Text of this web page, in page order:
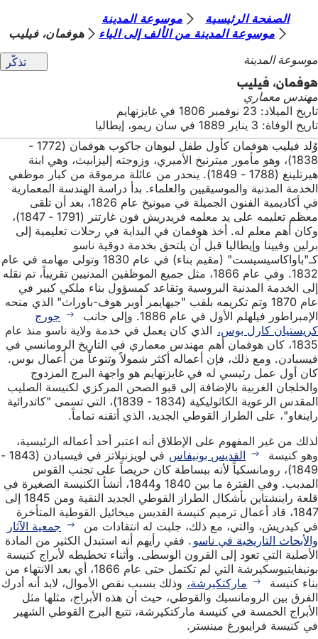
الانتقال إلى المحتوى
ت
ه
ن
ا
الصفحة الرئيسية
موسوعة المدينة
موسوعة المدينة من الألف إلى الياء
هوفمان، فيليب
موسوعة المدينة
تذكّر
هوفمان، فيليب
مهندس معماري
تاريخ الميلاد: 23 نوفمبر 1806 في غايزنهايم
تاريخ الوفاة: 3 يناير 1889 في سان ريمو، إيطاليا
وُلد فيليب هوفمان كأول طفل ليوهان جاكوب هوفمان (1772 -
1838)، وهو مأمور ميترنيخ الأميري، وزوجته إليزابيث، وهي ابنة
هيرتلينغ (1788 - 1849). ينحدر من عائلة مرموقة من كبار موظفي
الخدمة المدنية والموسيقيين والعلماء. بدأ دراسة الهندسة المعمارية
في أكاديمية الفنون الجميلة في ميونيخ عام 1826، بعد أن تلقى
معظم تعليمه على يد معلمه فريدريش فون غارتنر (1791 - 1847)،
وكان أهم معلم له. أخذ هوفمان في البداية في رحلات تعليمية إلى
برلين وفيينا وإيطاليا قبل أن يلتحق بخدمة دوقية ناسو
كـ"باواكاسيسيست" (مقيم بناء) في عام 1830 وتولى مهامه في عام
1832. وفي عام 1866، مثل جميع الموظفين المدنيين تقريباً، تم نقله
إلى الخدمة المدنية البروسية وتقاعد كمسؤول بناء ملكي كبير في
عام 1870 وتم تكريمه بلقب "جيهايمر أوبر هوف-باوراث" الذي منحه
الإمبراطور فيلهلم الأول في عام 1886. وإلى جانب
جورج
كريستيان كارل بوس، الذي كان يعمل في خدمة ولاية ناسو منذ عام
1835، كان هوفمان أهم مهندس معماري في التاريخ الرومانسي في
فيسبادن. ومع ذلك، فإن أعماله أكثر شمولاً وتنوعاً من أعمال بوس.
كان أول عمل رئيسي له في غايزنهايم هو واجهة البرج المزدوج
والخلجان الغربية بالإضافة إلى قبو الصحن المركزي لكنيسة الصليب
المقدس الرعوية الكاثوليكية (1834 - 1839)، التي تسمى "كاتدرائية
راينغاو"، على الطراز القوطي الجديد، الذي أتقنه تماماً.
لذلك من غير المفهوم على الإطلاق أنه اعتبر أحد أعماله الرئيسية،
وهو كنيسة
القديس بونيفاس
في لويزنبلاتز في فيسبادن (1843 -
1849)، رومانسكياً لأنه ببساطة كان حريصاً على تجنب القوس
المدبب. وفي الفترة ما بين 1840 و1844، أنشأ الكنيسة الصغيرة في
قلعة راينشتاين بأشكال الطراز القوطي الجديد النقية ومن 1845 إلى
1847، قاد أعمال ترميم كنيسة القديس ميخائيل القوطية المتأخرة
في كيدريش، والتي، مع ذلك، جلبت له انتقادات من
جمعية الآثار
والأبحاث التاريخية في ناسو . ففي رأيهم أنه استبدل الكثير من المادة
الأصلية التي تعود إلى القرون الوسطى. وأثناء تخطيطه لأبراج كنيسة
بونيفايتيوسكيرشة التي لم تكتمل حتى عام 1866، أي بعد الانتهاء من
بناء كنيسة
ماركتكيرشة، وذلك بسبب نقص الأموال، لابد أنه أدرك
الفرق بين الرومانسيك والقوطي، حيث أن هذه الأبراج، مثلها مثل
الأبراج الخمسة في كنيسة ماركتكيرشة، تتبع البرج القوطي الشهير
في كنيسة فرايبورغ مينستر.